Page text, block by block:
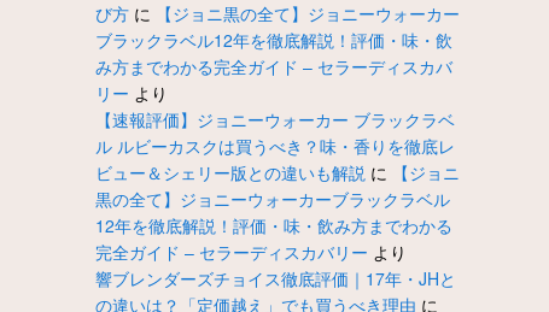
び方 に
【ジョニ黒の全て】ジョニーウォーカー
ブラックラベル12年を徹底解説！評価・味・飲
み方までわかる完全ガイド – セラーディスカバ
リー より
【速報評価】ジョニーウォーカー ブラックラベ
ル ルビーカスクは買うべき？味・香りを徹底レ
ビュー＆シェリー版との違いも解説 に
【ジョニ
黒の全て】ジョニーウォーカーブラックラベル
12年を徹底解説！評価・味・飲み方までわかる
完全ガイド – セラーディスカバリー より
響ブレンダーズチョイス徹底評価｜17年・JHと
の違いは？「定価越え」でも買うべき理由 に